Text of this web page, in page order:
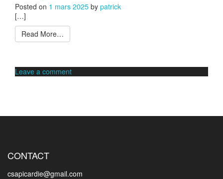
Posted on 1 mars 2025 by patrick
[…]
Read More…
Leave a comment
CONTACT
csapicardie@gmail.com